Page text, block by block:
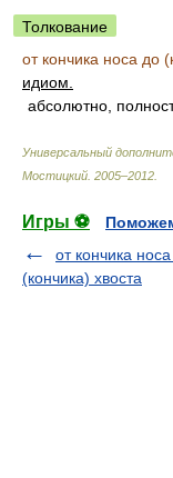
Толкование
от кончика носа до
идиом.
абсолютно,
Универсальный
Мостицкий 2005–2012
Игры ⚽
от кончика
(кончика) хвоста